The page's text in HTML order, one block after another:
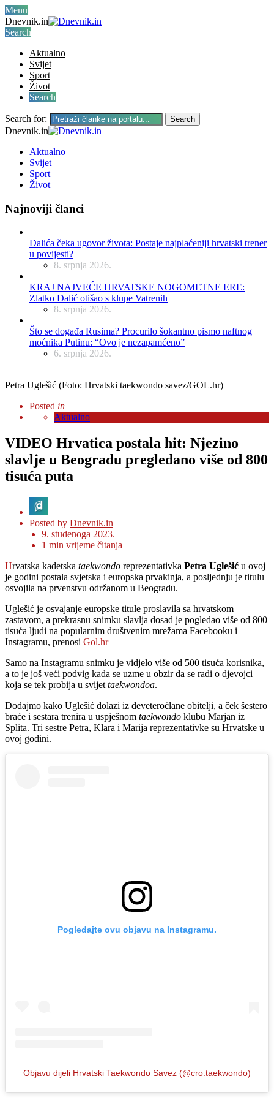
Menu
Dnevnik.in
Search
Aktualno
Svijet
Sport
Život
Search
Search for: Search
Dnevnik.in
Aktualno
Svijet
Sport
Život
Najnoviji članci
Dalića čeka ugovor života: Postaje najplaćeniji hrvatski trener
u povijesti?
8. srpnja 2026.
KRAJ NAJVEĆE HRVATSKE NOGOMETNE ERE:
Zlatko Dalić otišao s klupe Vatrenih
8. srpnja 2026.
Što se događa Rusima? Procurilo šokantno pismo naftnog
moćnika Putinu: “Ovo je nezapamćeno”
6. srpnja 2026.
Petra Uglešić (Foto: Hrvatski taekwondo savez/GOL.hr)
Posted in
Aktualno
VIDEO Hrvatica postala hit: Njezino
slavlje u Beogradu pregledano više od 800
tisuća puta
Posted by Dnevnik.in
9. studenoga 2023.
1 min vrijeme čitanja
Hrvatska kadetska taekwondo reprezentativka Petra Uglešić u ovoj
je godini postala svjetska i europska prvakinja, a posljednju je titulu
osvojila na prvenstvu održanom u Beogradu.
Uglešić je osvajanje europske titule proslavila sa hrvatskom
zastavom, a prekrasnu snimku slavlja dosad je pogledao više od 800
tisuća ljudi na popularnim društvenim mrežama Facebooku i
Instagramu, prenosi Gol.hr
Samo na Instagramu snimku je vidjelo više od 500 tisuća korisnika,
a to je još veći podvig kada se uzme u obzir da se radi o djevojci
koja se tek probija u svijet taekwondoa.
Dodajmo kako Uglešić dolazi iz deveteročlane obitelji, a ček šestero
braće i sestara trenira u uspješnom taekwondo klubu Marjan iz
Splita. Tri sestre Petra, Klara i Marija reprezentativke su Hrvatske u
ovoj godini.
Pogledajte ovu objavu na Instagramu.
Objavu dijeli Hrvatski Taekwondo Savez (@cro.taekwondo)